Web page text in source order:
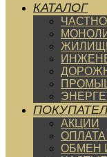
КАТАЛОГ
АКЦИИ
ОБМЕН